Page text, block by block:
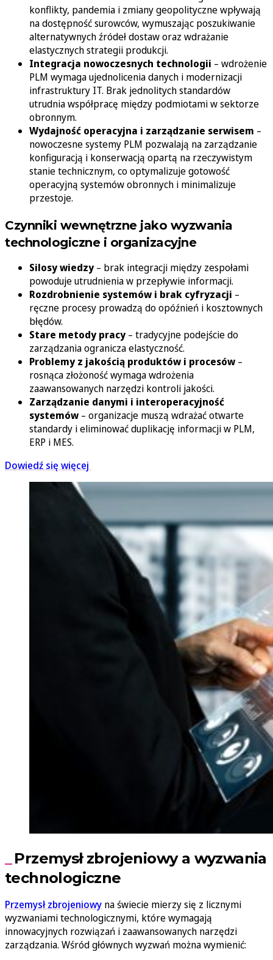
konflikty, pandemia i zmiany geopolityczne wpływają
na dostępność surowców, wymuszając poszukiwanie
alternatywnych źródeł dostaw oraz wdrażanie
elastycznych strategii produkcji.
Integracja nowoczesnych technologii – wdrożenie
PLM wymaga ujednolicenia danych i modernizacji
infrastruktury IT. Brak jednolitych standardów
utrudnia współpracę między podmiotami w sektorze
obronnym.
Wydajność operacyjna i zarządzanie serwisem –
nowoczesne systemy PLM pozwalają na zarządzanie
konfiguracją i konserwacją opartą na rzeczywistym
stanie technicznym, co optymalizuje gotowość
operacyjną systemów obronnych i minimalizuje
przestoje.
Czynniki wewnętrzne jako wyzwania
technologiczne i organizacyjne
Silosy wiedzy – brak integracji między zespołami
powoduje utrudnienia w przepływie informacji.
Rozdrobnienie systemów i brak cyfryzacji –
ręczne procesy prowadzą do opóźnień i kosztownych
błędów.
Stare metody pracy – tradycyjne podejście do
zarządzania ogranicza elastyczność.
Problemy z jakością produktów i procesów –
rosnąca złożoność wymaga wdrożenia
zaawansowanych narzędzi kontroli jakości.
Zarządzanie danymi i interoperacyjność
systemów – organizacje muszą wdrażać otwarte
standardy i eliminować duplikację informacji w PLM,
ERP i MES.
Dowiedź się więcej
Przemysł zbrojeniowy a wyzwania
technologiczne
Przemysł zbrojeniowy na świecie mierzy się z licznymi
wyzwaniami technologicznymi, które wymagają
innowacyjnych rozwiązań i zaawansowanych narzędzi
zarządzania. Wśród głównych wyzwań można wymienić: